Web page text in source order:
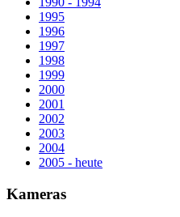
1995
1996
1997
1998
1999
2000
2001
2002
2003
2004
2005 - heute
Kameras